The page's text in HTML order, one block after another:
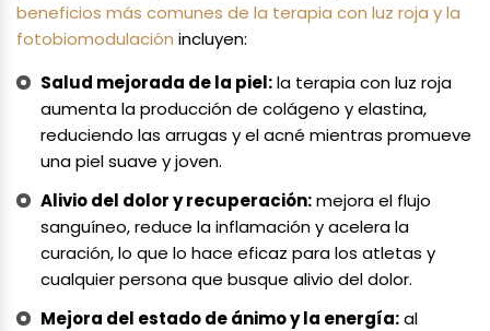
beneficios más comunes de la terapia con luz roja y la
fotobiomodulación incluyen:
Salud mejorada de la piel:la terapia con luz roja
aumenta la producción de colágeno y elastina,
reduciendo las arrugas y el acné mientras promueve
una piel suave y joven.
Alivio del dolor y recuperación:mejora el flujo
sanguíneo, reduce la inflamación y acelera la
curación, lo que lo hace eficaz para los atletas y
cualquier persona que busque alivio del dolor.
Mejora del estado de ánimo y la energía:al